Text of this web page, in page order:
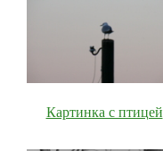
Картинка с птицей